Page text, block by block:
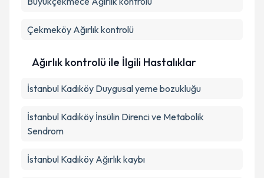
Çekmeköy Ağırlık kontrolü
Ağırlık kontrolü ile İlgili Hastalıklar
İstanbul Kadıköy Duygusal yeme bozukluğu
İstanbul Kadıköy İnsülin Direnci ve Metabolik
Sendrom
İstanbul Kadıköy Ağırlık kaybı